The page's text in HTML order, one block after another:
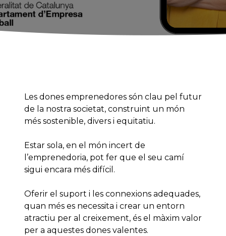
Les dones emprenedores són clau pel futur
de la nostra societat, construint un món
més sostenible, divers i equitatiu.
Estar sola, en el món incert de
l’emprenedoria, pot fer que el seu camí
sigui encara més difícil.
Oferir el suport i les connexions adequades,
quan més es necessita i crear un entorn
atractiu per al creixement, és el màxim valor
per a aquestes dones valentes.